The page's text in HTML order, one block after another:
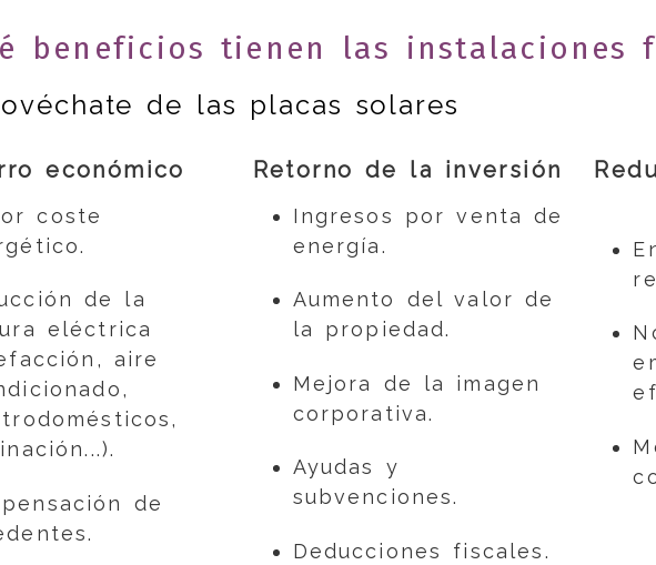
beneficios tienen las instalaciones
de las placas solares
económico
coste
de la
eléctrica
aire
de
Retorno de la inversión
Ingresos por venta de
energía.
Aumento del valor de
la propiedad.
Mejora de la imagen
corporativa.
Ayudas y
subvenciones.
Deducciones fiscales.